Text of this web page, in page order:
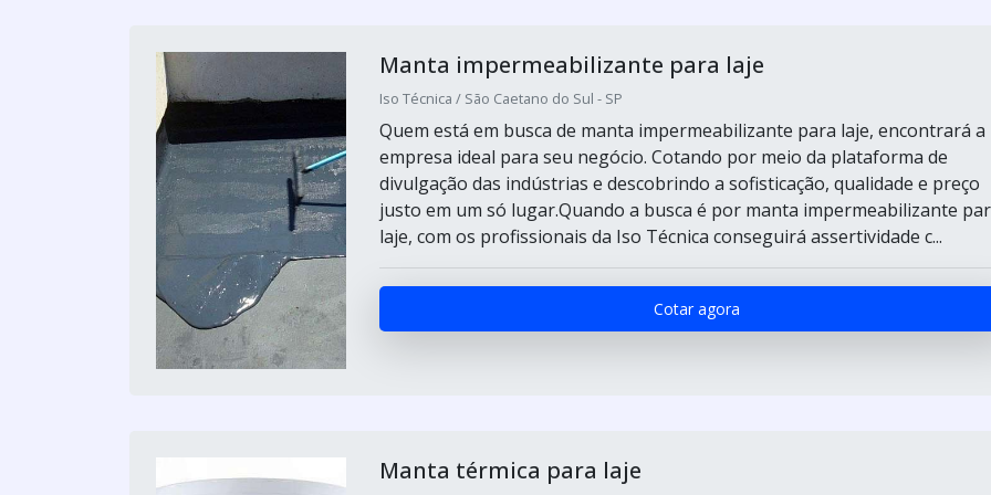
Manta impermeabilizante para laje
Iso Técnica / São Caetano do Sul - SP
Quem está em busca de manta impermeabilizante para laje, encontrará a
empresa ideal para seu negócio. Cotando por meio da plataforma de
divulgação das indústrias e descobrindo a sofisticação, qualidade e preço
justo em um só lugar.Quando a busca é por manta impermeabilizante
laje, com os profissionais da Iso Técnica conseguirá assertividade c...
Cotar agora
Manta térmica para laje